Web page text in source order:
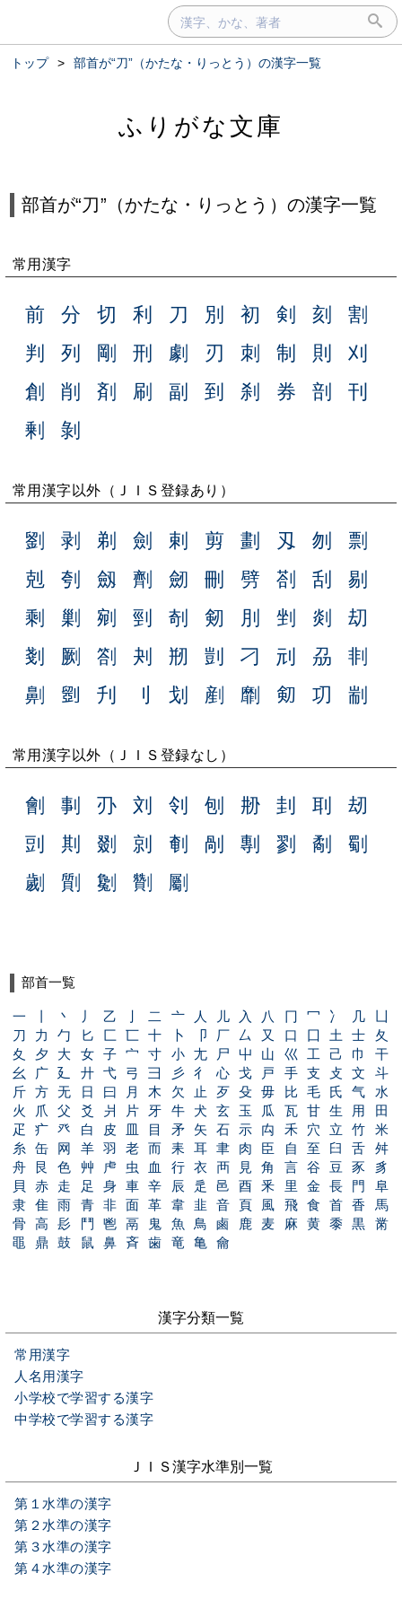
トップ > 部首が“⼑”（かたな・りっとう）の漢字一覧
ふりがな文庫
部首が“⼑”（かたな・りっとう）の漢字一覧
常用漢字
前 分 切 利 刀 別 初 剣 刻
割
判
列 剛 刑 劇 刃 刺 制 則
刈
創
削 剤 刷 副 到 刹 券 剖
刊
剰
剝
常用漢字以外（ＪＩＳ登録あり）
劉 剥 剃 劍 剌 剪 劃 刄 刎
剽
剋
刳 劔 劑 劒 刪 劈 剳 刮
剔
剩
剿 剜 剄 剞 剱 刖 剉 剡
刧
剗
劂 劄 刔 剏 剴 刁 刓 刕
剕
劓
𠠇 刋 刂 划 剷 劘 𠝏 㓛 剬
常用漢字以外（ＪＩＳ登録なし）
劊 剚 刅 刘 刢 刨 刱 刲 刵
刼
剅
剘 剟 剠 剦 剮 剸 剹 劀
劅
劌
劕 劖 劗 劚
部首一覧
一 丶 丿 乙 二 亠 人 儿 入 八 冂 冖 冫 几
刀
力 勹 匕 匚 匸 十 卜 卩 厂 厶 又 口 囗 土 士
夂
夊
夕 大 女 子 宀 寸 小 尢 尸 屮 山 巛 工 己 巾
干
幺
广 廴 廾 弋 弓 彐 彡 彳 心 戈 戸 手 支 攴 文
斗
斤
方 无 日 曰 月 木 欠 止 歹 殳 毋 比 毛 氏 气
水
火
爪 父 爻 爿 片 牙 牛 犬 玄 玉 瓜 瓦 甘 生 用
田
疋
疒 癶 白 皮 皿 目 矛 矢 石 示 禸 禾 穴 立 竹
米
糸
缶 网 羊 羽 老 而 耒 耳 聿 肉 臣 自 至 臼 舌
舛
舟
艮 色 艸 虍 虫 血 行 衣 襾 見 角 言 谷 豆 豕
豸
貝
赤 走 足 身 車 辛 辰 辵 邑 酉 釆 里 金 長 門
阜
隶
隹 雨 青 非 面 革 韋 韭 音 頁 風 飛 食 首 香
馬
骨
高 髟 鬥 鬯 鬲 鬼 魚 鳥 鹵 鹿 麦 麻 黄 黍 黒
黹
黽
鼎 鼓 鼠 鼻 斉 歯 竜 亀 龠
漢字分類一覧
常用漢字
人名用漢字
小学校で学習する漢字
中学校で学習する漢字
ＪＩＳ漢字水準別一覧
第１水準の漢字
第２水準の漢字
第３水準の漢字
第４水準の漢字